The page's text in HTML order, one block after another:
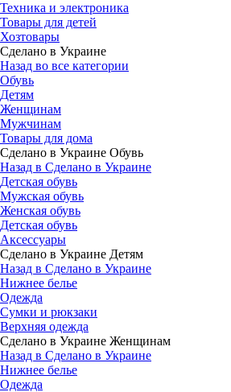
Техника и электроника
Товары для детей
Хозтовары
Сделано в Украине
Назад во все категории
Обувь
Детям
Женщинам
Мужчинам
Товары для дома
Сделано в Украине Обувь
Назад в Сделано в Украине
Детская обувь
Мужская обувь
Женская обувь
Детская обувь
Аксессуары
Сделано в Украине Детям
Назад в Сделано в Украине
Нижнее белье
Одежда
Сумки и рюкзаки
Верхняя одежда
Сделано в Украине Женщинам
Назад в Сделано в Украине
Нижнее белье
Одежда